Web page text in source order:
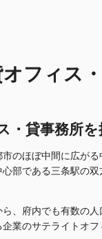
フィス
・貸事務所を
のほぼ中間に広が
部である三条駅の
、府内でも有数の
業のサテライトオ